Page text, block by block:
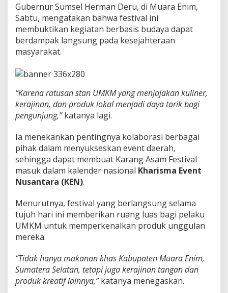
o
t
r
e
r
a
k
k
o
n
o
m
a
e
r
a
Gubernur Sumsel Herman Deru, di Muara Enim,
Sabtu, mengatakan bahwa festival ini
membuktikan kegiatan berbasis budaya dapat
berdampak langsung pada kesejahteraan
masyarakat.
“Karena ratusan stan UMKM yang menjajakan kuliner,
kerajinan, dan produk lokal menjadi daya tarik bagi
pengunjung,”katanya lagi.
Ia menekankan pentingnya kolaborasi berbagai
pihak dalam menyukseskan event daerah,
sehingga dapat membuat Karang Asam Festival
masuk dalam kalender nasional Kharisma Event
Nusantara (KEN).
Menurutnya, festival yang berlangsung selama
tujuh hari ini memberikan ruang luas bagi pelaku
UMKM untuk memperkenalkan produk unggulan
mereka.
“Tidak hanya makanan khas Kabupaten Muara Enim,
Sumatera Selatan, tetapi juga kerajinan tangan dan
produk kreatif lainnya,”katanya menegaskan.